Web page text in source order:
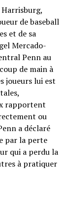
de baseball
et de sa
Mercado-
Penn au
de main à
joueurs lui est
rapportent
ou
a déclaré
par la perte
qui a perdu la
à pratiquer